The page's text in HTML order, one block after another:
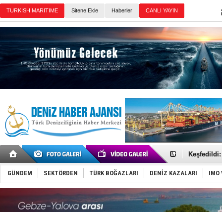
TURKISH MARITIME Sitene Ekle Haberler CANLI YAYIN
D-Marin,
Van’da
ASEAN ilk
TAYK -
İstanbul
GÜNDEM SEKTÖRDEN TÜRK BOĞAZLARI DENİZ KAZALARI IMO